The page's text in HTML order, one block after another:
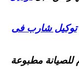
توكيل شارب فى
للصيانة مطبوعة